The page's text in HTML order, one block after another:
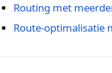
Routing met
Route-optimalisatie